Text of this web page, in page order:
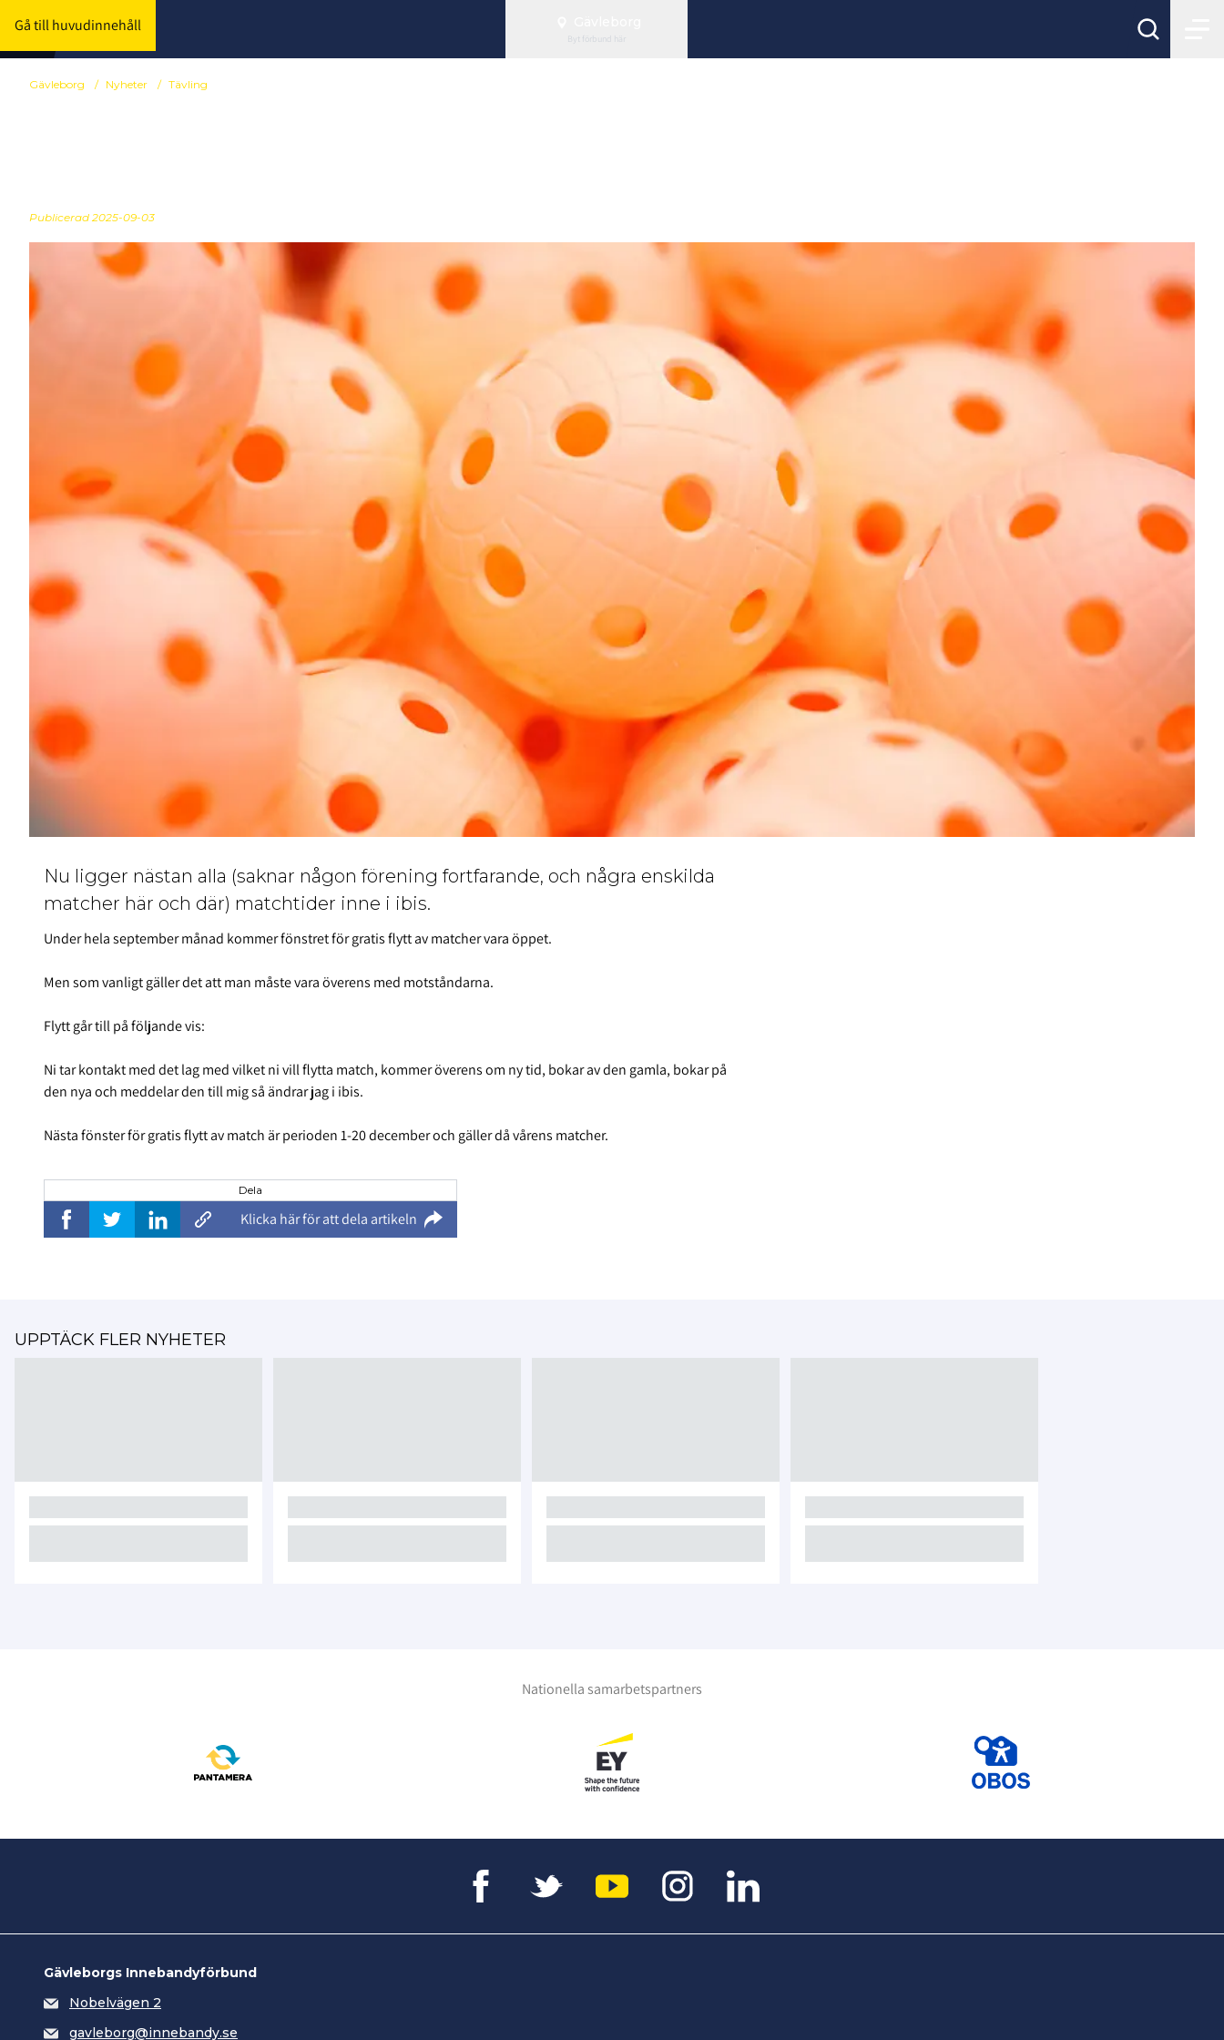
Gå till huvudinnehåll
Byt förbund här
Gävleborg / Nyheter / Tävling
Publicerad 2025-09-03
Nu ligger nästan alla (saknar någon förening fortfarande, och några enskilda
matcher här och där) matchtider inne i ibis.
Under hela september månad kommer fönstret för gratis flytt av matcher vara öppet.
Men som vanligt gäller det att man måste vara överens med motståndarna.
Flytt går till på följande vis:
Ni tar kontakt med det lag med vilket ni vill flytta match, kommer överens om ny tid, bokar av den gamla, bokar på
den nya och meddelar den till mig så ändrar jag i ibis.
Nästa fönster för gratis flytt av match är perioden 1-20 december och gäller då vårens matcher.
Dela
Klicka här för att dela artikeln
UPPTÄCK FLER NYHETER
Nationella samarbetspartners
Gävleborgs Innebandyförbund
Nobelvägen 2
gavleborg@innebandy.se